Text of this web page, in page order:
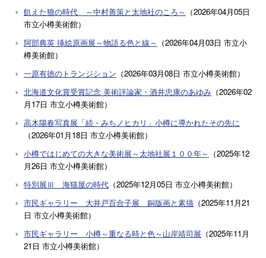
飢えた狼の時代 ～中村善策と太地社のころ～ （2026年04月05日
市立小樽美術館）
阿部典英 挿絵原画展～物語る色と線～ （2026年04月03日 市立小
樽美術館）
一原有徳のトランジション （2026年03月08日 市立小樽美術館）
北海道文化賞受賞記念 美術評論家・酒井忠康のあゆみ （2026年02
月17日 市立小樽美術館）
高木陽春写真展「続・みちノヒカリ」小樽に導かれたその先に
（2026年01月18日 市立小樽美術館）
小樽ではじめての大きな美術展～太地社展１００年～ （2025年12
月26日 市立小樽美術館）
特別展Ⅲ 海猫屋の時代 （2025年12月05日 市立小樽美術館）
市民ギャラリー 大井戸百合子展 銅版画と素描 （2025年11月21
日 市立小樽美術館）
市民ギャラリー 小樽～重なる時と色～山岸靖司展 （2025年11月
21日 市立小樽美術館）